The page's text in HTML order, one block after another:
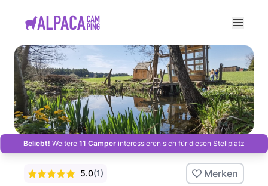
Beliebt! Weitere 11 Camper interessieren sich für diesen Stellplatz
5.0(1) Merken